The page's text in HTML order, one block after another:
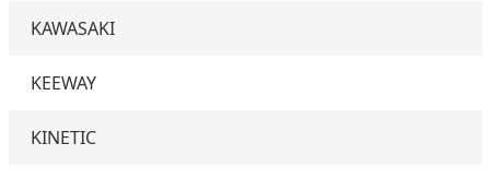
KAWASAKI
KEEWAY
KINETIC